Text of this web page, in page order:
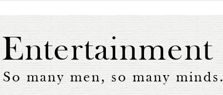
So many men, so many minds.